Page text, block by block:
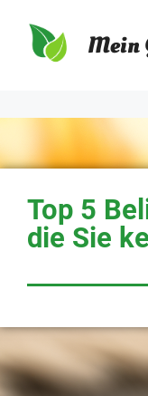
Mein
Top 5
die Sie